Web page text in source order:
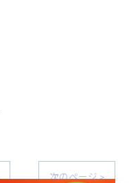
次のページ >